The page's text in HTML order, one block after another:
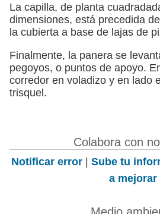
La capilla, de planta
dimensiones, está precedida
la cubierta a base de lajas de
Finalmente, la panera se
pegoyos, o puntos de apoyo.
corredor en voladizo y en lado
trisquel.
Colabora con
Notificar error | Sube tu
a mejorar
Medio